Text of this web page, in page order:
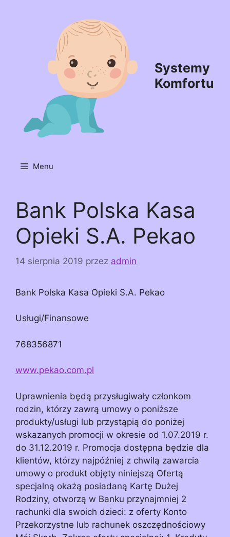
Systemy
Komfortu
Menu
Bank Polska Kasa
Opieki S.A. Pekao
14 sierpnia 2019 przez admin
Bank Polska Kasa Opieki S.A. Pekao
Usługi/Finansowe
768356871
www.pekao.com.pl
Uprawnienia będą przysługiwały członkom
rodzin, którzy zawrą umowy o poniższe
produkty/usługi lub przystąpią do poniżej
wskazanych promocji w okresie od 1.07.2019 r.
do 31.12.2019 r. Promocja dostępna będzie dla
klientów, którzy najpóźniej z chwilą zawarcia
umowy o produkt objęty niniejszą Ofertą
specjalną okażą posiadaną Kartę Dużej
Rodziny, otworzą w Banku przynajmniej 2
rachunki dla swoich dzieci: z oferty Konto
Przekorzystne lub rachunek oszczędnościowy